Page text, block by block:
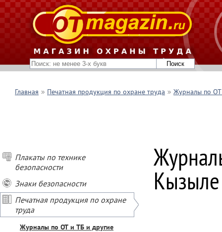
Главная Печатная продукция по охране труда Журналы по
Плакаты по технике
безопасности
Знаки безопасности
Печатная продукция по охране
труда
Журналы по ОТ и ТБ и другие
Кызыле